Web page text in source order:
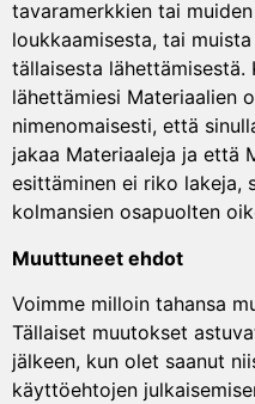
tavaramerkkien tai
loukkaamisesta, tai
tällaisesta
lähettämiesi Materiaalien
nimenomaisesti, että
jakaa Materiaaleja ja että
esittäminen ei riko lakeja,
kolmansien osapuolten
Muuttuneet ehdot
Voimme milloin tahansa
Tällaiset muutokset
jälkeen, kun olet saanut
käyttöehtojen